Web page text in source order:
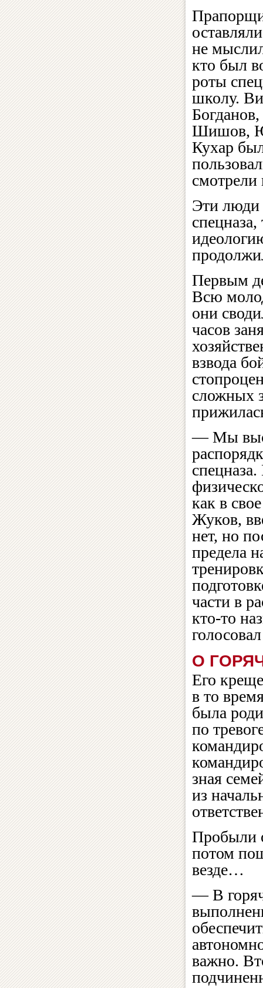
не
кто был
роты
школу.
Шишов,
Кухар
смотрели
Эти люди
Первым
Всю
они
часов
взвода
сложных
— Мы
как в
Жуков,
нет, но
предела
части в
кто-то
О
Его
в то
была
по
зная
из
Пробыли
потом
везде…
— В
важно.